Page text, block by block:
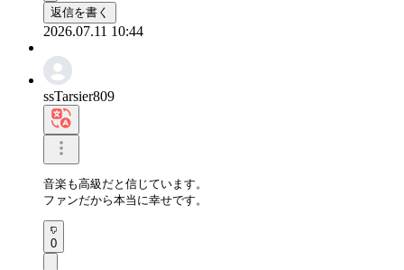
返信を書く
2026.07.11 10:44
ssTarsier809
音楽も高級だと信じています。
ファンだから本当に幸せです。
0